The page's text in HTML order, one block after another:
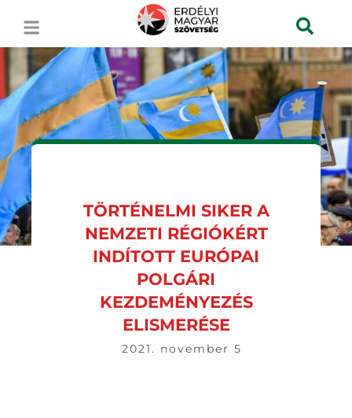
TÖRTÉNELMI SIKER A
NEMZETI RÉGIÓKÉRT
INDÍTOTT EURÓPAI
POLGÁRI
KEZDEMÉNYEZÉS
ELISMERÉSE
2021. november 5